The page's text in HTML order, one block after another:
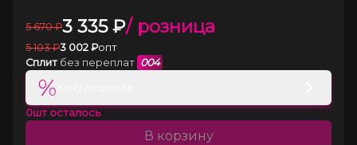
5 670 ₽3 335₽/ розница
5 103 ₽3 002 ₽опт
Сплит без переплат 004
%
0шт осталось
В корзину